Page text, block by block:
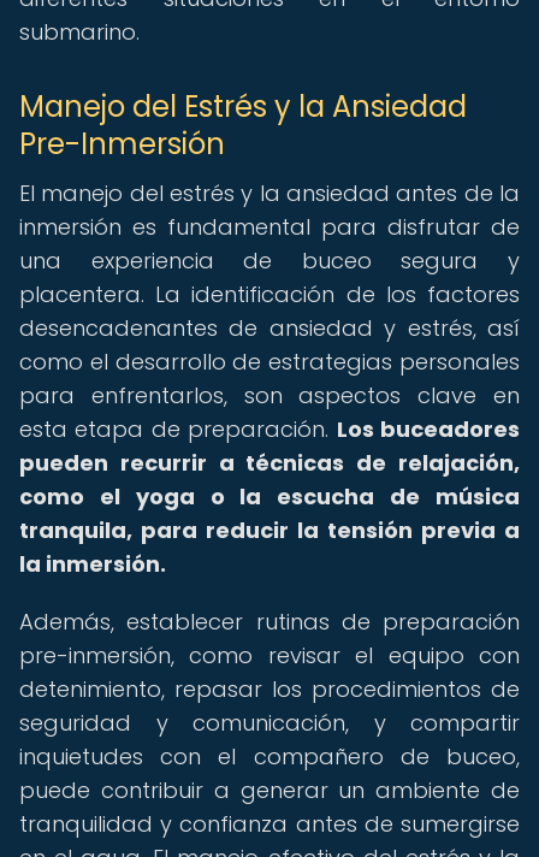
submarino.
Manejo del Estrés y la Ansiedad
Pre-Inmersión
El manejo del estrés y la ansiedad antes de la
inmersión es fundamental para disfrutar de
una experiencia de buceo segura y
placentera. La identificación de los factores
desencadenantes de ansiedad y estrés, así
como el desarrollo de estrategias personales
para enfrentarlos, son aspectos clave en
esta etapa de preparación. Los buceadores
pueden recurrir a técnicas de relajación,
como el yoga o la escucha de música
tranquila, para reducir la tensión previa a
la inmersión.
Además, establecer rutinas de preparación
pre-inmersión, como revisar el equipo con
detenimiento, repasar los procedimientos de
seguridad y comunicación, y compartir
inquietudes con el compañero de buceo,
puede contribuir a generar un ambiente de
tranquilidad y confianza antes de sumergirse